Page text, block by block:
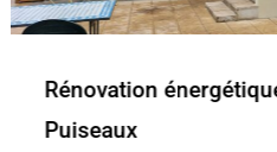
Rénovation
Château-Landon